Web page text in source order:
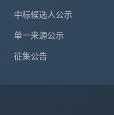
中标候选人公示
单一来源公示
征集公告